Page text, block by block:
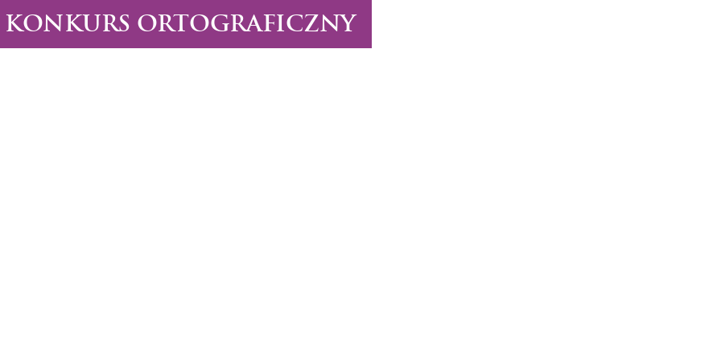
KONKURS ORTOGRAFICZNY